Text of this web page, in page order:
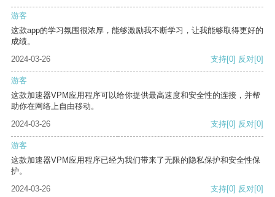
游客
这款app的学习氛围很浓厚，能够激励我不断学习，让我能够取得更好的
成绩。
2024-03-26
支持[0] 反对[0]
游客
这款加速器VPM应用程序可以给你提供最高速度和安全性的连接，并帮
助你在网络上自由移动。
2024-03-26
支持[0] 反对[0]
游客
这款加速器VPM应用程序已经为我们带来了无限的隐私保护和安全性保
护。
2024-03-26
支持[0] 反对[0]